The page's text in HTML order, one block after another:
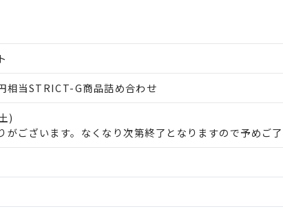
相当STRICT-G商品詰め合わせ
)
ございます。なくなり次第終了となりますので予めご了